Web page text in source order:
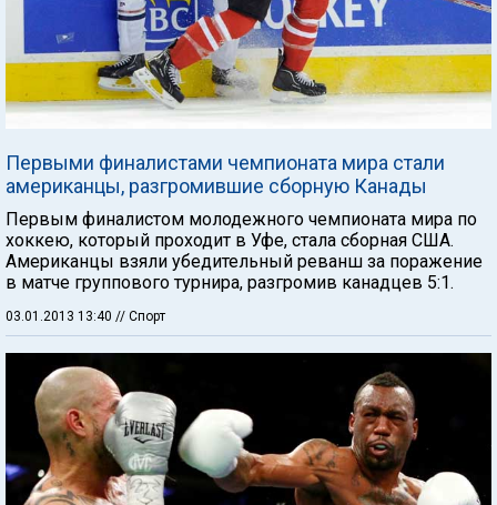
Первыми финалистами чемпионата мира стали
американцы, разгромившие сборную Канады
Первым финалистом молодежного чемпионата мира по
хоккею, который проходит в Уфе, стала сборная США.
Американцы взяли убедительный реванш за поражение
в матче группового турнира, разгромив канадцев 5:1.
03.01.2013 13:40 // Спорт